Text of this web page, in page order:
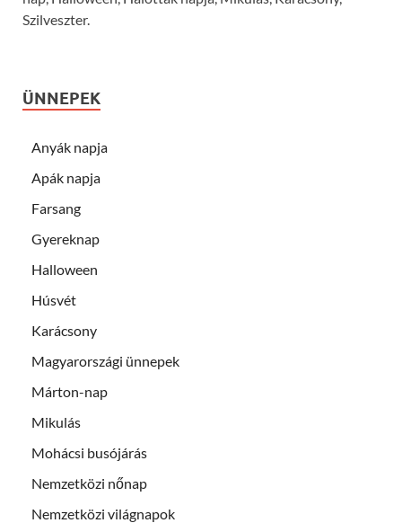
Szilveszter.
ÜNNEPEK
Anyák napja
Apák napja
Farsang
Gyereknap
Halloween
Húsvét
Karácsony
Magyarországi ünnepek
Márton-nap
Mikulás
Mohácsi busójárás
Nemzetközi nőnap
Nemzetközi világnapok